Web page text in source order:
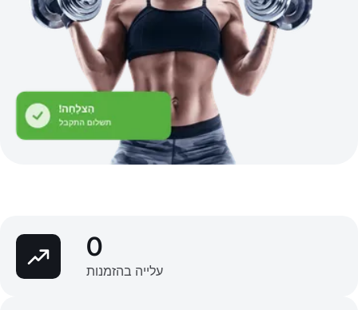
0
עלייה בהזמנות